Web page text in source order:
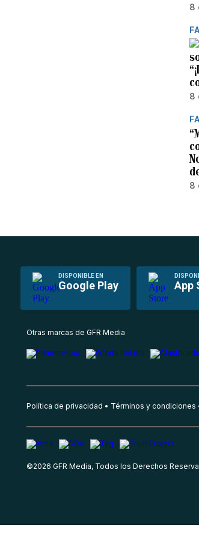
8
8
8
DISPONIBLE EN
Google Play App
Otras marcas de GFR Media
Política de privacidad Términos y condiciones
©2026 GFR Media, Todos los Derechos